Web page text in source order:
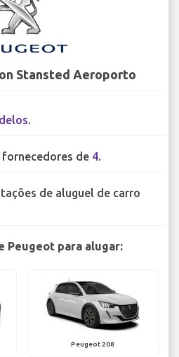
Stansted Aeroporto
.
fornecedores de 4.
de aluguel de carro
Peugeot para alugar:
Peugeot 208